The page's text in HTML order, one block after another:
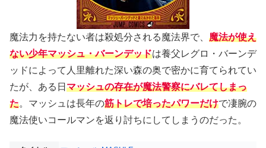
魔法力を持たない者は殺処分される魔法界で、 魔法が使え
ない少年マッシュ・バーンデッドは養父レグロ・バーンデ
ッドによって人里離れた深い森の奥で密かに育てられてい
たが、ある日 マッシュの存在が魔法警察にバレてしまっ
た。マッシュは長年の筋トレで培ったパワーだけで凄腕の
魔法使いコールマンを返り討ちにしてしまうのだった。